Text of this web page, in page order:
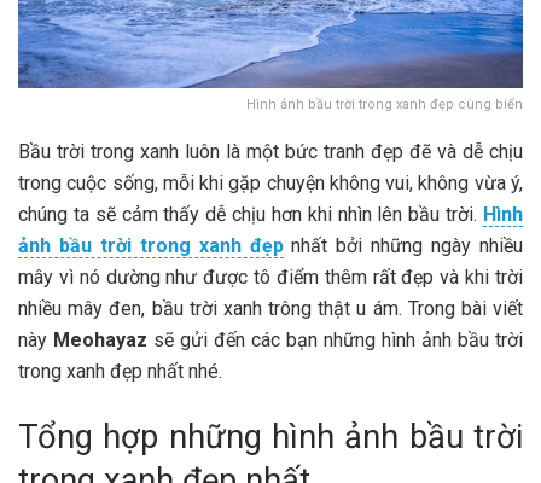
Hình ảnh bầu trời trong xanh đẹp cùng biển
Bầu trời trong xanh luôn là một bức tranh đẹp đẽ và dễ chịu
trong cuộc sống, mỗi khi gặp chuyện không vui, không vừa ý,
chúng ta sẽ cảm thấy dễ chịu hơn khi nhìn lên bầu trời. Hình
ảnh bầu trời trong xanh đẹpnhất bởi những ngày nhiều
mây vì nó dường như được tô điểm thêm rất đẹp và khi trời
nhiều mây đen, bầu trời xanh trông thật u ám. Trong bài viết
này Meohayaz sẽ gửi đến các bạn những hình ảnh bầu trời
trong xanh đẹp nhất nhé.
Tổng hợp những hình ảnh bầu trời